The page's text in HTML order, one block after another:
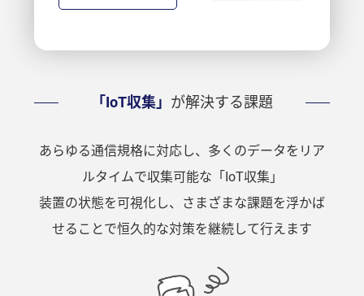
「IoT収集」 が解決する課題
あらゆる通信規格に対応し、多くのデータをリア
ルタイムで収集可能な「IoT収集」
装置の状態を可視化し、さまざまな課題を浮かば
せることで恒久的な対策を継続して行えます